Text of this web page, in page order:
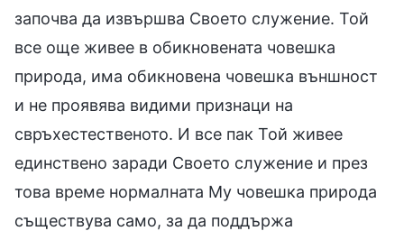
започва да извършва Своето служение. Той
все още живее в обикновената човешка
природа, има обикновена човешка външност
и не проявява видими признаци на
свръхестественото. И все пак Той живее
единствено заради Своето служение и през
това време нормалната Му човешка природа
съществува само, за да поддържа